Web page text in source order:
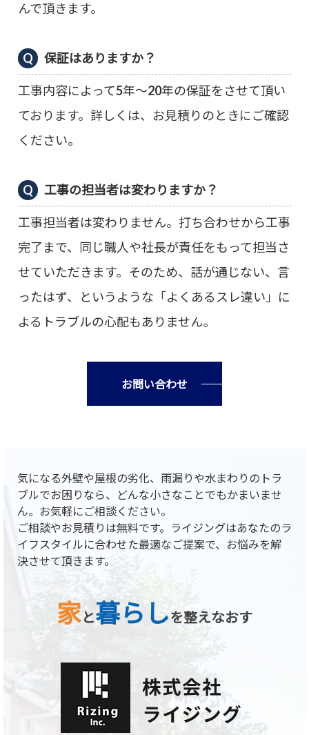
んで頂きます。
保証はありますか？
工事内容によって5年～20年の保証をさせて頂い
ております。詳しくは、お見積りのときにご確認
ください。
工事の担当者は変わりますか？
工事担当者は変わりません。打ち合わせから工事
完了まで、同じ職人や社長が責任をもって担当さ
せていただきます。そのため、話が通じない、言
ったはず、というような「よくあるスレ違い」に
よるトラブルの心配もありません。
お問い合わせ
気になる外壁や屋根の劣化、雨漏りや水まわりのトラ
ブルでお困りなら、どんな小さなことでもかまいませ
ん。お気軽にご相談ください。
ご相談やお見積りは無料です。ライジングはあなたのラ
イフスタイルに合わせた最適なご提案で、お悩みを解
決させて頂きます。
家と暮らしを整えなおす